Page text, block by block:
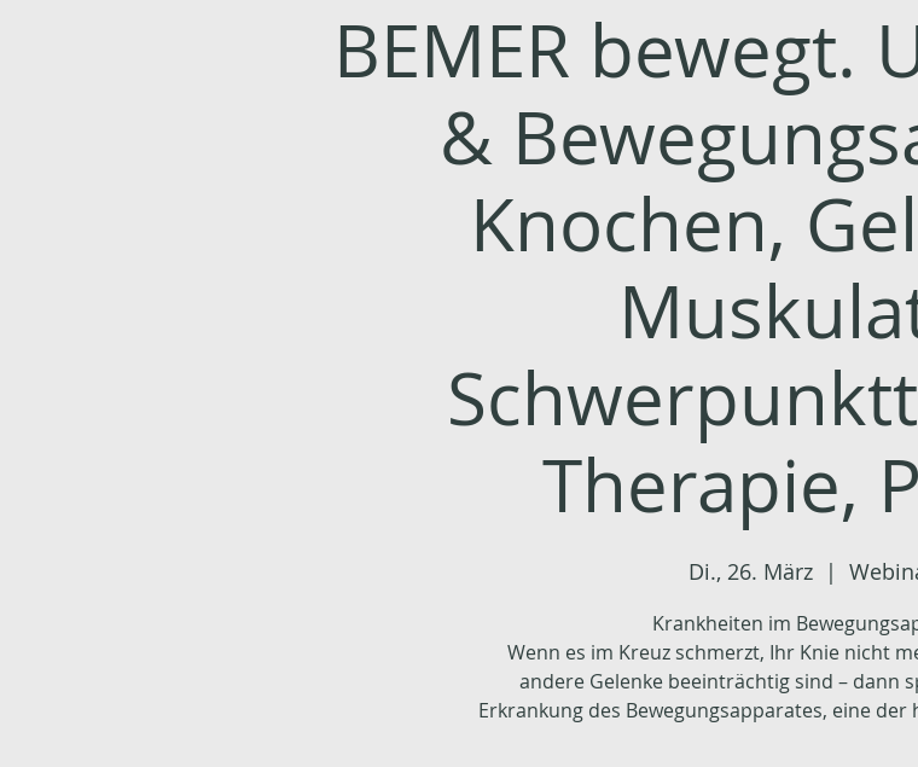
BEMER bewegt.
&
Knochen,
Therapie,
Di., 26. März
  |
Krankheiten im
Wenn es im Kreuz schmerzt, Ihr Knie nicht
andere Gelenke beeinträchtig sind – dann
Erkrankung des Bewegungsapparates, eine